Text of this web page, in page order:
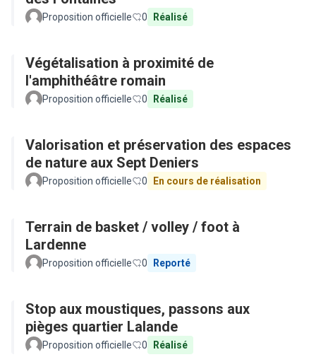
Proposition officielle 0 Réalisé
Végétalisation à proximité de
l'amphithéâtre romain
Proposition officielle 0 Réalisé
Valorisation et préservation des espaces
de nature aux Sept Deniers
Proposition officielle 0 En cours de réalisation
Terrain de basket / volley / foot à
Lardenne
Proposition officielle 0 Reporté
Stop aux moustiques, passons aux
pièges quartier Lalande
Proposition officielle 0 Réalisé